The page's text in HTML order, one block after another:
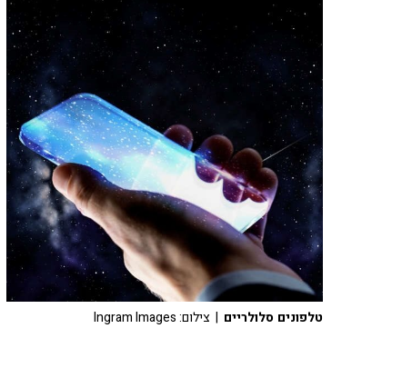
טלפונים סלולריים | צילום: Ingram Images